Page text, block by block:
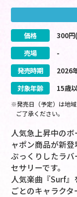
価格 300円
売場
-
発売時期
2026
対象年齢
15歳
※発売日（予定）は地
ご了承ください。
人気急上昇中の
ャポン商品が新登
ぷっくりしたラ
セサリーです。
人気楽曲『Surf』
ごとのキャラクタ